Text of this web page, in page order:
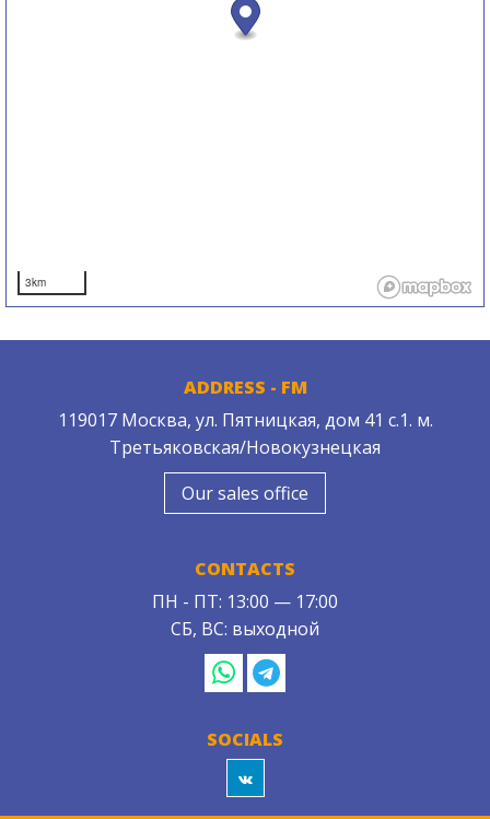
3km
ADDRESS - FM
119017 Москва, ул. Пятницкая, дом 41 с.1. м.
Третьяковская/Новокузнецкая
Our sales office
CONTACTS
ПН - ПТ: 13:00 — 17:00
СБ, ВС: выходной
SOCIALS